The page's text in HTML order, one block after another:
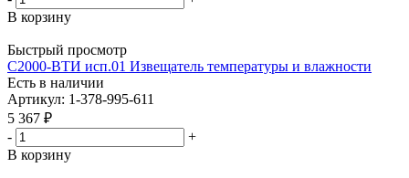
В корзину
Быстрый просмотр
С2000-ВТИ исп.01 Извещатель температуры и влажности
Есть в наличии
Артикул: 1-378-995-611
5 367 ₽
-
+
В корзину